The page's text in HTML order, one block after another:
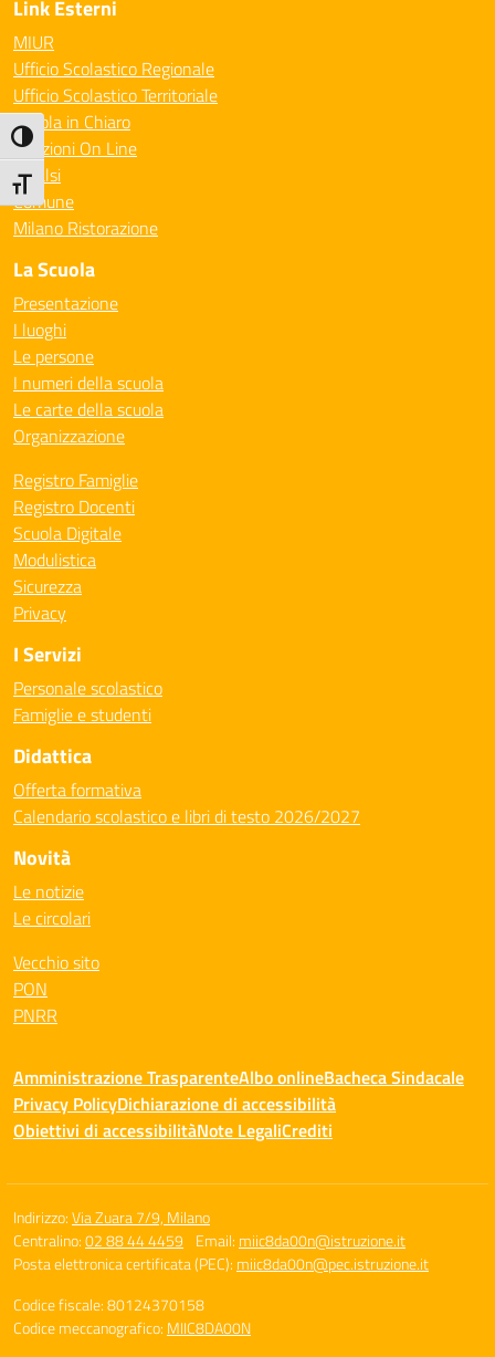
Attiva/disattiva alto contrasto
Attiva/disattiva dimensione testo
Link Esterni
MIUR
Ufficio Scolastico Regionale
Ufficio Scolastico Territoriale
Scuola in Chiaro
Iscrizioni On Line
Invalsi
Comune
Milano Ristorazione
La Scuola
Presentazione
I luoghi
Le persone
I numeri della scuola
Le carte della scuola
Organizzazione
Registro Famiglie
Registro Docenti
Scuola Digitale
Modulistica
Sicurezza
Privacy
I Servizi
Personale scolastico
Famiglie e studenti
Didattica
Offerta formativa
Calendario scolastico e libri di testo 2026/2027
Novità
Le notizie
Le circolari
Vecchio sito
PON
PNRR
Amministrazione TrasparenteAlbo onlineBacheca Sindacale
Privacy PolicyDichiarazione di accessibilità
Obiettivi di accessibilitàNote LegaliCrediti
Indirizzo:Via Zuara 7/9, Milano
Centralino:02 88 44 4459 Email: miic8da00n@istruzione.it
Posta elettronica certificata (PEC): miic8da00n@pec.istruzione.it
Codice fiscale: 80124370158
Codice meccanografico: MIIC8DA00N